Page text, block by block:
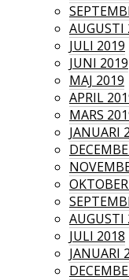
AUGUSTI
JULI 2019
JUNI 2019
MAJ 2019
APRIL
MARS
JANUARI
AUGUSTI
JULI 2018
JANUARI